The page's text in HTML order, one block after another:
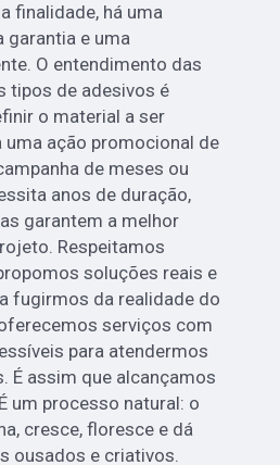
finalidade, há uma
garantia e uma
O entendimento das
tipos de adesivos é
o material a ser
uma ação promocional de
de meses ou
anos de duração,
garantem a melhor
Respeitamos
soluções reais e
fugirmos da realidade do
serviços com
para atendermos
É assim que alcançamos
um processo natural: o
cresce, floresce e dá
ousados e criativos.